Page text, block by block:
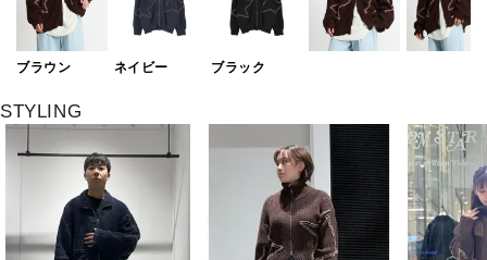
ブラウン ネイビー ブラック
STYLING